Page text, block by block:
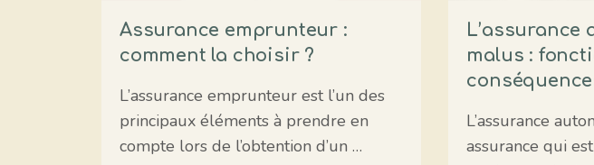
Assurance emprunteur :
comment la choisir ?
L’assurance emprunteur est l’un des
principaux éléments à prendre en
compte lors de l’obtention d’un …
L’assurance
malus :
L’assurance
assurance qui